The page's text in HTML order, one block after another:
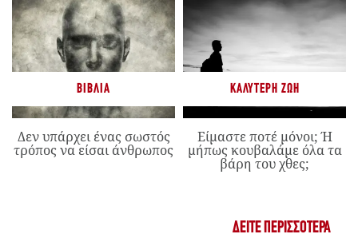
ΒΙΒΛΊΑ
Δεν υπάρχει ένας σωστός
τρόπος να είσαι άνθρωπος
ΚΑΛΎΤΕΡΗ ΖΩΉ
Είμαστε ποτέ μόνοι; Ή
μήπως κουβαλάμε όλα τα
βάρη του χθες;
ΔΕΊΤΕ ΠΕΡΙΣΣΌΤΕΡΑ